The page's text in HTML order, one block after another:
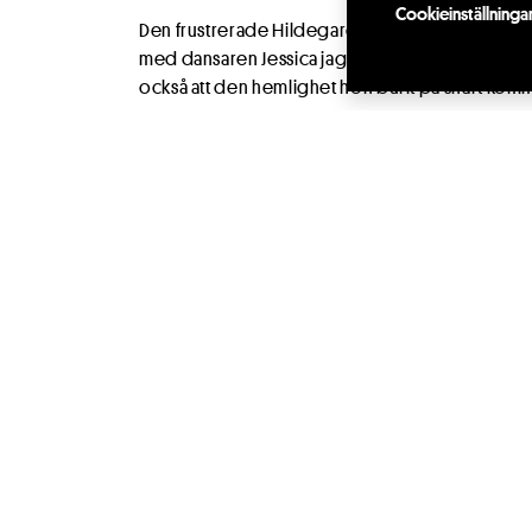
Cookieinställningar
Den frustrerade Hildegard, spelad av Anna
med dansaren Jessica jagar den mystiska
också att den hemlighet hon burit på snart